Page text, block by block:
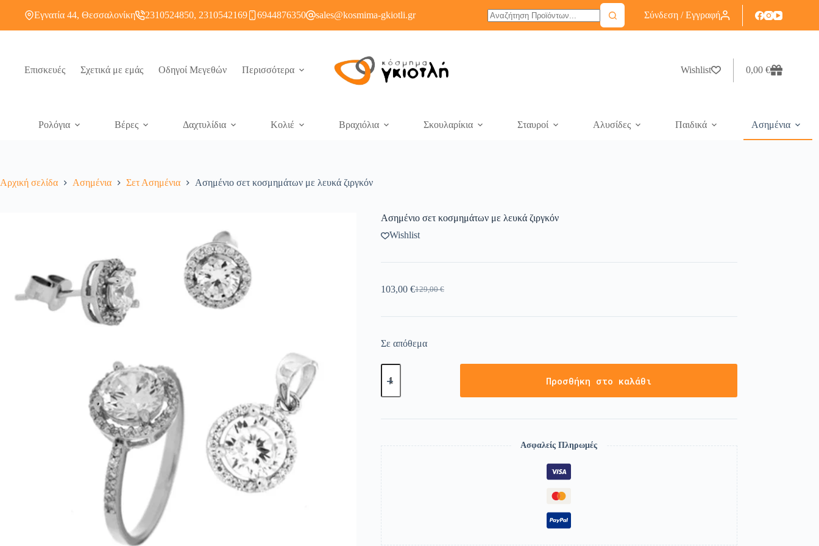
Εγνατία 44, Θεσσαλονίκη 2310524850, 2310542169 6944876350 sales@kosmima-gkiotli.gr Σύνδεση / Εγγραφή
Επισκευές Σχετικά με εμάς Οδηγοί Μεγεθών Περισσότερα Wishlist 0,00 €
Ρολόγια Βέρες Δαχτυλίδια Κολιέ Βραχιόλια Σκουλαρίκια Σταυροί Αλυσίδες Παιδικά Ασημένια
Αρχική σελίδα Ασημένια Σετ Ασημένια Ασημένιο σετ κοσμημάτων με λευκά ζιργκόν
Ασημένιο σετ κοσμημάτων με λευκά ζιργκόν
Wishlist
129,00€
103,00 €
Σε απόθεμα
Προσθήκη στο καλάθι
Ασφαλείς Πληρωμές